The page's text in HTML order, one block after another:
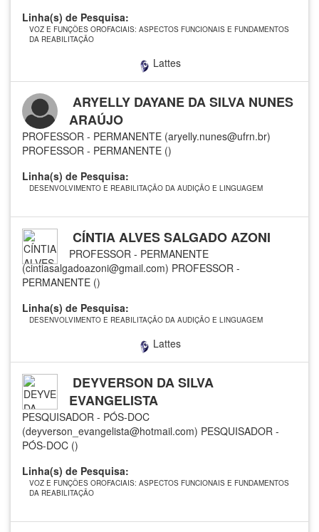
Linha(s) de Pesquisa:
VOZ E FUNÇÕES OROFACIAIS: ASPECTOS FUNCIONAIS E FUNDAMENTOS
DA REABILITAÇÃO
Lattes
ARYELLY DAYANE DA SILVA NUNES
ARAÚJO
PROFESSOR - PERMANENTE (aryelly.nunes@ufrn.br)
PROFESSOR - PERMANENTE ()
Linha(s) de Pesquisa:
DESENVOLVIMENTO E REABILITAÇÃO DA AUDIÇÃO E LINGUAGEM
CÍNTIA ALVES SALGADO AZONI
PROFESSOR - PERMANENTE
(cintiasalgadoazoni@gmail.com) PROFESSOR -
PERMANENTE ()
Linha(s) de Pesquisa:
DESENVOLVIMENTO E REABILITAÇÃO DA AUDIÇÃO E LINGUAGEM
Lattes
DEYVERSON DA SILVA
EVANGELISTA
PESQUISADOR - PÓS-DOC
(deyverson_evangelista@hotmail.com) PESQUISADOR -
PÓS-DOC ()
Linha(s) de Pesquisa:
VOZ E FUNÇÕES OROFACIAIS: ASPECTOS FUNCIONAIS E FUNDAMENTOS
DA REABILITAÇÃO